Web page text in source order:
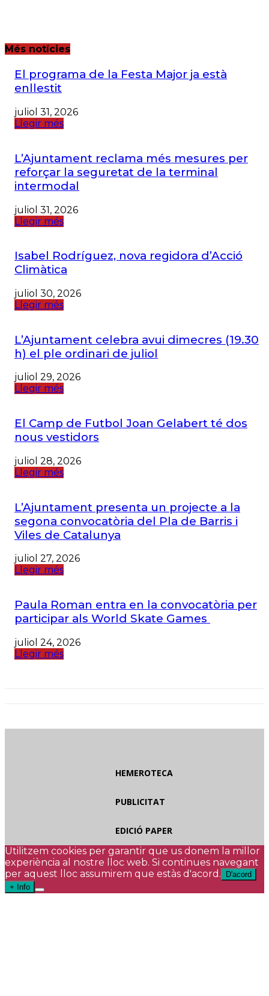
Més notícies
El programa de la Festa Major ja està
enllestit
juliol 31, 2026
Llegir més
L’Ajuntament reclama més mesures per
reforçar la seguretat de la terminal
intermodal
juliol 31, 2026
Llegir més
Isabel Rodríguez, nova regidora d’Acció
Climàtica
juliol 30, 2026
Llegir més
L’Ajuntament celebra avui dimecres (19.30
h) el ple ordinari de juliol
juliol 29, 2026
Llegir més
El Camp de Futbol Joan Gelabert té dos
nous vestidors
juliol 28, 2026
Llegir més
L’Ajuntament presenta un projecte a la
segona convocatòria del Pla de Barris i
Viles de Catalunya
juliol 27, 2026
Llegir més
Paula Roman entra en la convocatòria per
participar als World Skate Games
juliol 24, 2026
Llegir més
HEMEROTECA
PUBLICITAT
EDICIÓ PAPER
Utilitzem cookies per garantir que us donem la millor
experiència al nostre lloc web. Si continues navegant
per aquest lloc assumirem que estàs d'acord.
D'acord
+ Info